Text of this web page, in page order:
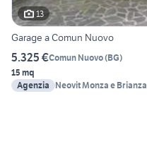
13
Garage a Comun Nuovo
5.325 €Comun Nuovo(BG)
15 mq
Agenzia
Neovit Monza e Brianza